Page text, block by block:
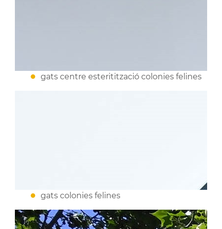
gats centre esteritització colonies felines
gats colonies felines